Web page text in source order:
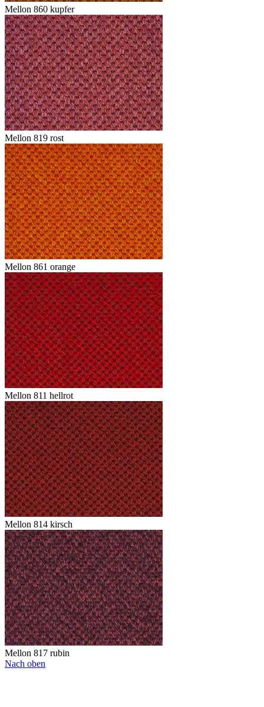
Mellon 860 kupfer
Mellon 819 rost
Mellon 861 orange
Mellon 811 hellrot
Mellon 814 kirsch
Mellon 817 rubin
Nach oben